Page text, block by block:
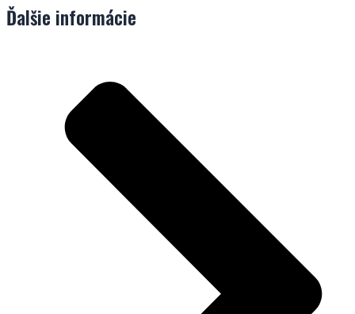
Ďalšie informácie